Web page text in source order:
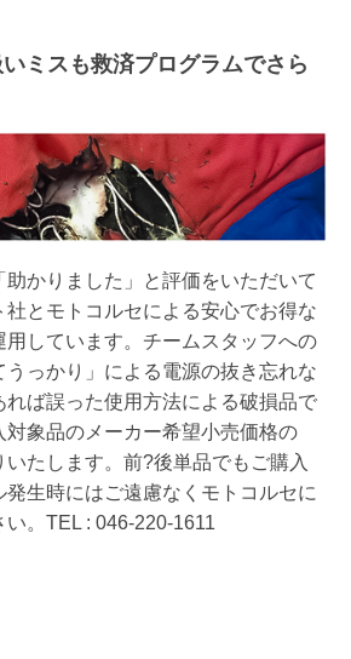
ミスも救済プログラムでさら
かりました」と評価をいただいて
社とモトコルセによる安心でお得な
用しています。チームスタッフへの
っかり」による電源の抜き忘れな
れば誤った使用方法による破損品で
対象品のメーカー希望小売価格の
たします。前?後単品でもご購入
生時にはご遠慮なくモトコルセに
。TEL : 046-220-1611